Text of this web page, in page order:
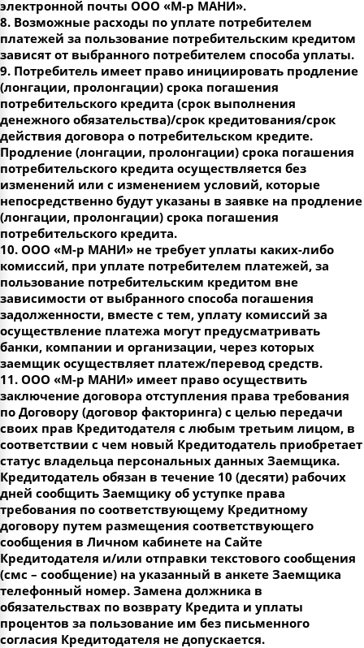
электронной почты ООО «М-р МАНИ».
8. Возможные расходы по уплате потребителем
платежей за пользование потребительским кредитом
зависят от выбранного потребителем способа уплаты.
9. Потребитель имеет право инициировать продление
(лонгации, пролонгации) срока погашения
потребительского кредита (срок выполнения
денежного обязательства)/срок кредитования/срок
действия договора о потребительском кредите.
Продление (лонгации, пролонгации) срока погашения
потребительского кредита осуществляется без
изменений или с изменением условий, которые
непосредственно будут указаны в заявке на продление
(лонгации, пролонгации) срока погашения
потребительского кредита.
10. ООО «М-р МАНИ» не требует уплаты каких-либо
комиссий, при уплате потребителем платежей, за
пользование потребительским кредитом вне
зависимости от выбранного способа погашения
задолженности, вместе с тем, уплату комиссий за
осуществление платежа могут предусматривать
банки, компании и организации, через которых
заемщик осуществляет платеж/перевод средств.
11. ООО «М-р МАНИ» имеет право осуществить
заключение договора отступления права требования
по Договору (договор факторинга) с целью передачи
своих прав Кредитодателя с любым третьим лицом, в
соответствии с чем новый Кредитодатель приобретает
статус владельца персональных данных Заемщика.
Кредитодатель обязан в течение 10 (десяти) рабочих
дней сообщить Заемщику об уступке права
требования по соответствующему Кредитному
договору путем размещения соответствующего
сообщения в Личном кабинете на Сайте
Кредитодателя и/или отправки текстового сообщения
(смс – сообщение) на указанный в анкете Заемщика
телефонный номер. Замена должника в
обязательствах по возврату Кредита и уплаты
процентов за пользование им без письменного
согласия Кредитодателя не допускается.